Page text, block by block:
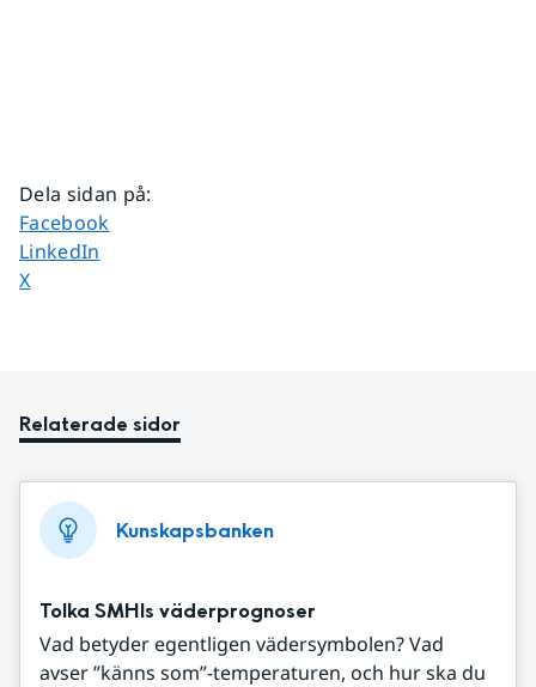
Dela sidan på:
Dela sidan på
Facebook
Dela sidan på
LinkedIn
Dela sidan på
X
Relaterade sidor
Kunskapsbanken
Tolka SMHIs väderprognoser
Vad betyder egentligen vädersymbolen? Vad
avser ”känns som”-temperaturen, och hur ska du